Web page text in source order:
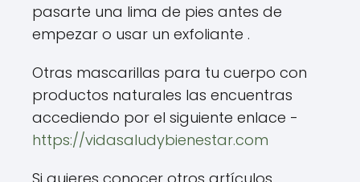
pasarte una lima de pies antes de
empezar o usar un exfoliante .
Otras mascarillas para tu cuerpo con
productos naturales las encuentras
accediendo por el siguiente enlace -
https://vidasaludybienestar.com